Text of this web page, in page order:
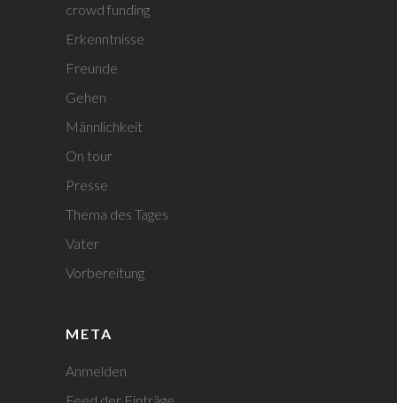
crowd funding
Erkenntnisse
Freunde
Gehen
Männlichkeit
On tour
Presse
Thema des Tages
Vater
Vorbereitung
META
Anmelden